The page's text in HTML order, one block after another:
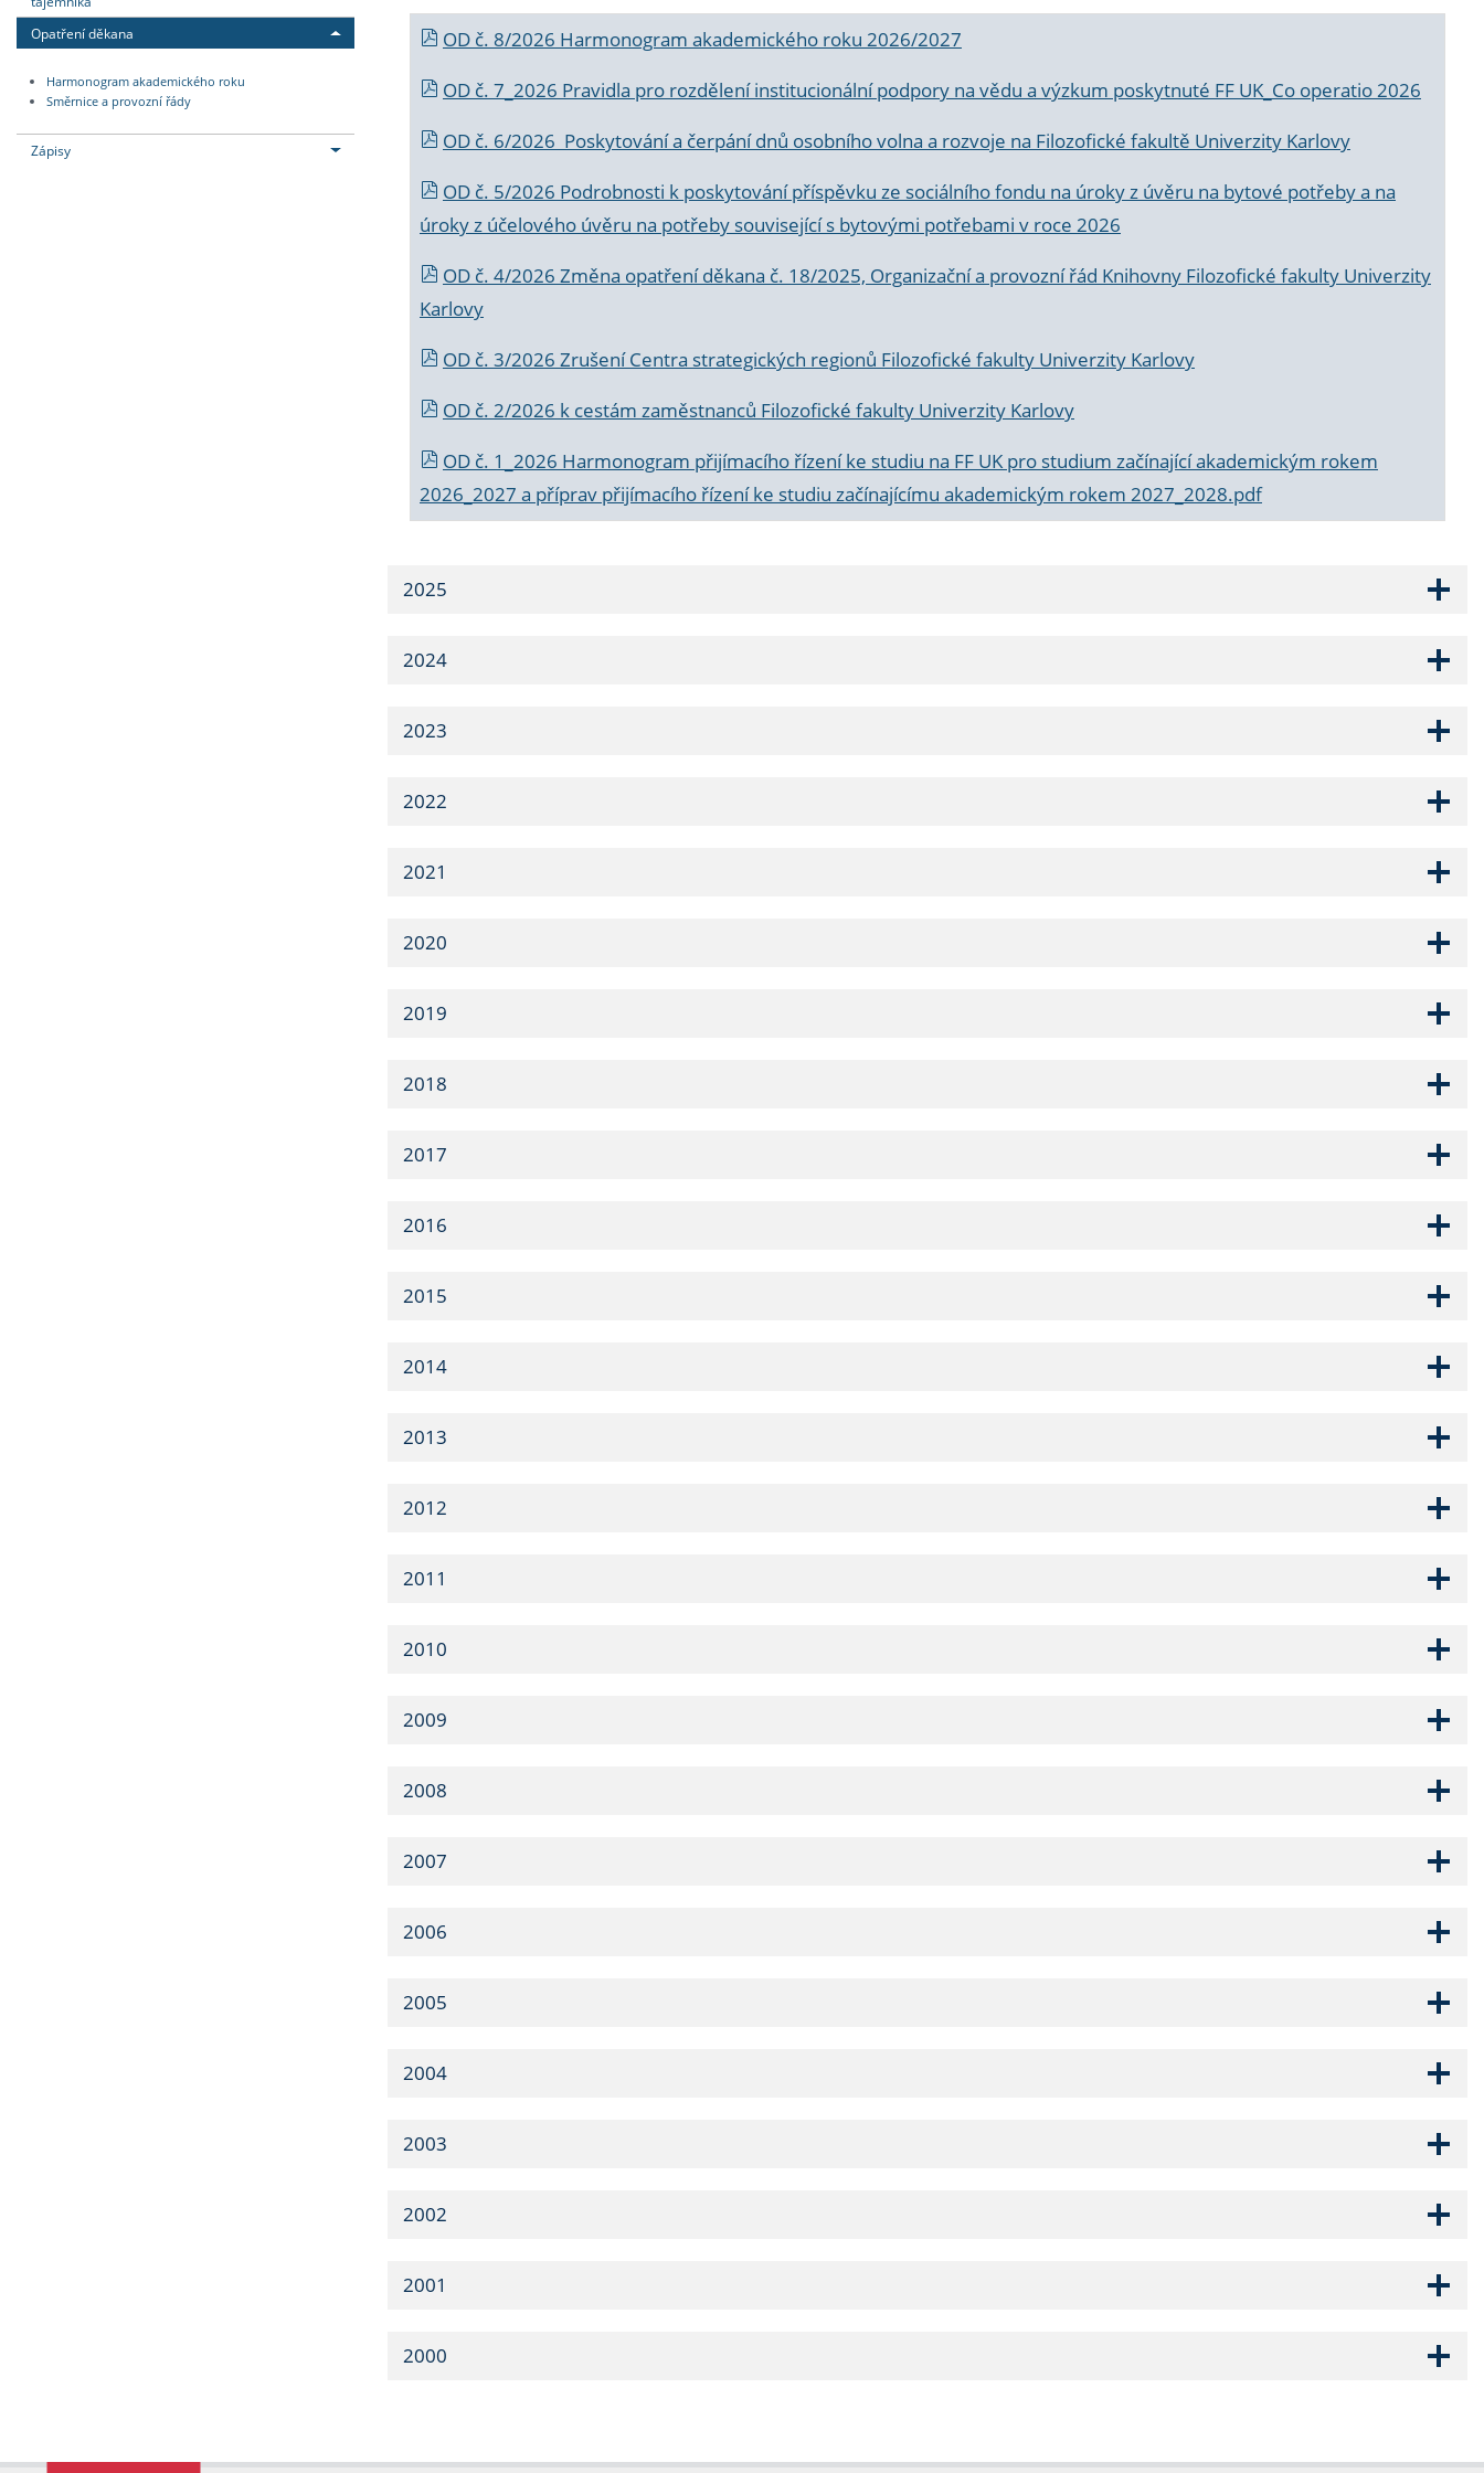
Opatření děkana
Harmonogram akademického roku
Směrnice a provozní řády
Zápisy
OD č. 8/2026 Harmonogram akademického roku 2026/2027
OD č. 7_2026 Pravidla pro rozdělení institucionální podpory na vědu a výzkum poskytnuté FF UK_Co operatio 2026
OD č. 6/2026 Poskytování a čerpání dnů osobního volna a rozvoje na Filozofické fakultě Univerzity Karlovy
OD č. 5/2026 Podrobnosti k poskytování příspěvku ze sociálního fondu na úroky z úvěru na bytové potřeby a na
úroky z účelového úvěru na potřeby související s bytovými potřebami v roce 2026
OD č. 4/2026 Změna opatření děkana č. 18/2025, Organizační a provozní řád Knihovny Filozofické fakulty Univerzity
Karlovy
OD č. 3/2026 Zrušení Centra strategických regionů Filozofické fakulty Univerzity Karlovy
OD č. 2/2026 k cestám zaměstnanců Filozofické fakulty Univerzity Karlovy
OD č. 1_2026 Harmonogram přijímacího řízení ke studiu na FF UK pro studium začínající akademickým rokem
2026_2027 a příprav přijímacího řízení ke studiu začínajícímu akademickým rokem 2027_2028.pdf
2025
2024
2023
2022
2021
2020
2019
2018
2017
2016
2015
2014
2013
2012
2011
2010
2009
2008
2007
2006
2005
2004
2003
2002
2001
2000